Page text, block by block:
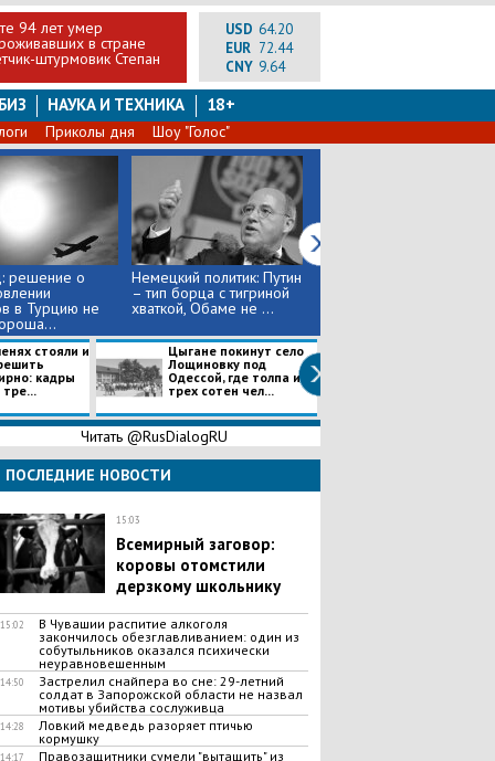
94 лет умер
в стране
штурмовик Степан
USD 64.20
EUR 72.44
CNY 9.64
НАУКА И ТЕХНИКА 18+
Приколы дня Шоу "Голос"
решение о
в Турцию не
Немецкий политик: Путин
– тип борца с тигриной
хваткой, Обаме не ...
стояли и
кадры
тре...
Цыгане покинут село
Лощиновку под
Одессой, где толпа из
трех сотен чел...
Читать @RusDialogRU
ПОСЛЕДНИЕ НОВОСТИ
15:03
Всемирный заговор:
коровы отомстили
дерзкому школьнику
15:02
В Чувашии распитие алкоголя
закончилось обезглавливанием: один из
собутыльников оказался психически
неуравновешенным
14:50
Застрелил снайпера во сне: 29-летний
солдат в Запорожской области не назвал
мотивы убийства сослуживца
14:28
Ловкий медведь разоряет птичью
кормушку
14:17
Правозащитники сумели "вытащить" из